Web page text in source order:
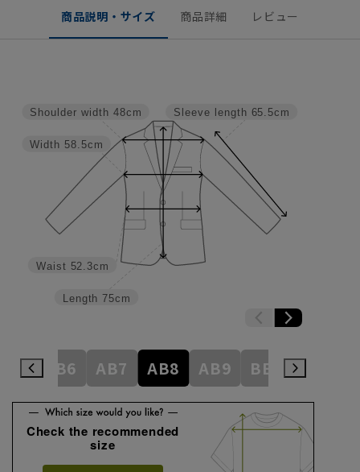
商品説明・サイズ 商品詳細 レビュー
Sleeve length 65.5cm
Length 75cm
Waist 52.3cm
Width 58.5cm
Shoulder width 48cm
AB6 AB7 AB8 AB9 BE3 BE4
Check the recommended
size